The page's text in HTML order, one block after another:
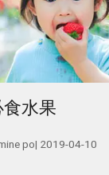
水果
po| 2019-04-10